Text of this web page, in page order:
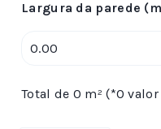
Largura da parede
Total de 0 m² (*O